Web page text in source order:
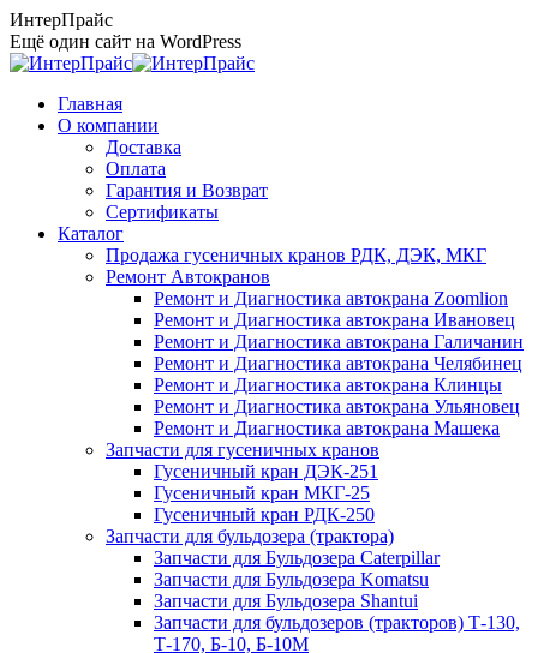
Перейти
к
содержанию
ИнтерПрайс
Ещё один сайт на WordPress
Главная
О компании
Доставка
Оплата
Гарантия и Возврат
Сертификаты
Каталог
Продажа гусеничных кранов РДК, ДЭК, МКГ
Ремонт Автокранов
Ремонт и Диагностика автокрана Zoomlion
Ремонт и Диагностика автокрана Ивановец
Ремонт и Диагностика автокрана Галичанин
Ремонт и Диагностика автокрана Челябинец
Ремонт и Диагностика автокрана Клинцы
Ремонт и Диагностика автокрана Ульяновец
Ремонт и Диагностика автокрана Машека
Запчасти для гусеничных кранов
Гусеничный кран ДЭК-251
Гусеничный кран МКГ-25
Гусеничный кран РДК-250
Запчасти для бульдозера (трактора)
Запчасти для Бульдозера Caterpillar
Запчасти для Бульдозера Komatsu
Запчасти для Бульдозера Shantui
Запчасти для бульдозеров (тракторов) Т-130,
Т-170, Б-10, Б-10М